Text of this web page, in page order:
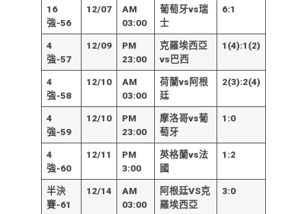
16
強-56
12/07
AM
03:00
葡萄牙vs瑞
士
6:1
4
強-57
12/09
PM
23:00
克羅埃西亞
vs巴西
1(4):1(2)
4
強-58
12/10
AM
03:00
荷蘭vs阿根
廷
2(3):2(4)
4
強-59
12/10
PM
23:00
摩洛哥vs葡
萄牙
1:0
4
強-60
12/11
PM
3:00
英格蘭vs法
國
1:2
半決
賽-61
12/14
AM
03:00
阿根廷VS克
羅埃西亞
3:0